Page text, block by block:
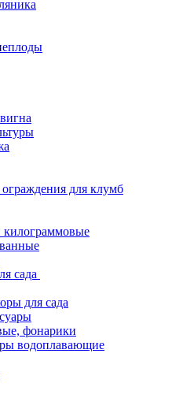
для клумб
килограммовые
сада
для сада
фонарики
водоплавающие